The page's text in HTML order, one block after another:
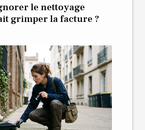
le nettoyage
grimper la facture ?